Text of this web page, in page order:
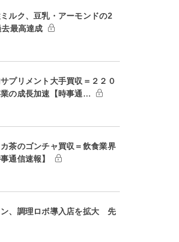
ミルク、豆乳・アーモンドの2
最高達成
プリメント大手買収＝２２０
業の成長加速【時事通…
茶のゴンチャ買収＝飲食業界
通信速報】
ン、調理ロボ導入店を拡大 先